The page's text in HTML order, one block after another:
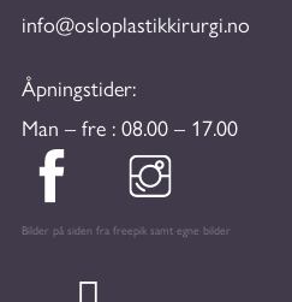
info@osloplastikkirurgi.no
Åpningstider:
Man – fre : 08.00 – 17.00
Bilder på siden fra freepik samt egne bilder